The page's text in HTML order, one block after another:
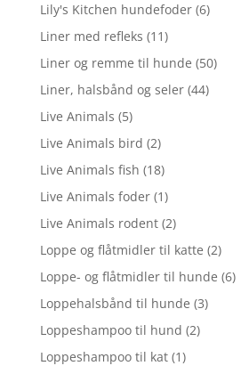
Lily's Kitchen hundefoder (6)
Liner med refleks (11)
Liner og remme til hunde (50)
Liner, halsbånd og seler (44)
Live Animals (5)
Live Animals bird (2)
Live Animals fish (18)
Live Animals foder (1)
Live Animals rodent (2)
Loppe og flåtmidler til katte (2)
Loppe- og flåtmidler til hunde (6)
Loppehalsbånd til hunde (3)
Loppeshampoo til hund (2)
Loppeshampoo til kat (1)